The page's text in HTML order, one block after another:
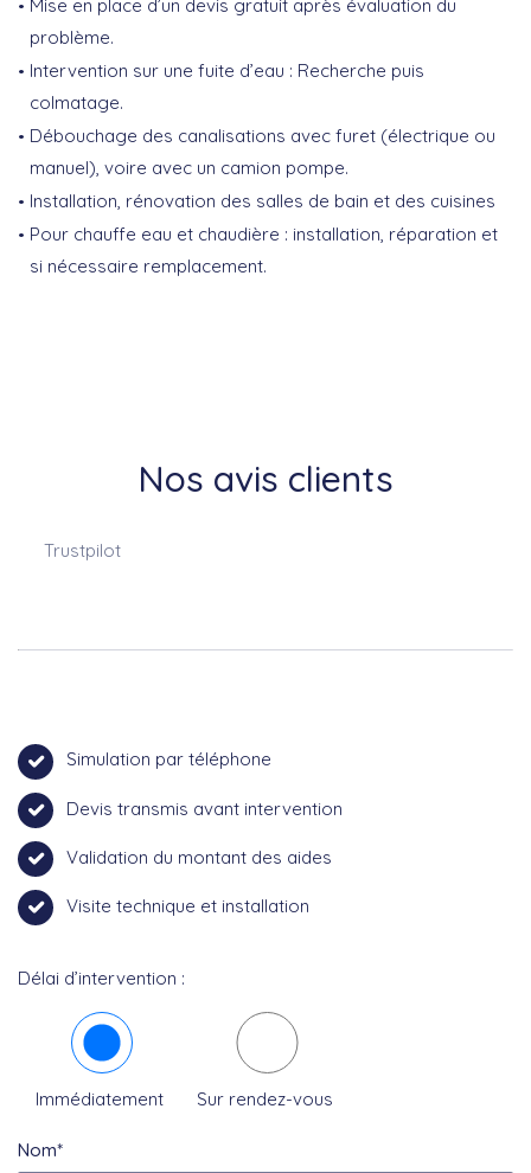
Mise en place d’un devis gratuit après évaluation du
problème.
Intervention sur une fuite d’eau : Recherche puis
colmatage.
Débouchage des canalisations avec furet (électrique ou
manuel), voire avec un camion pompe.
Installation, rénovation des salles de bain et des cuisines
Pour chauffe eau et chaudière : installation, réparation et
si nécessaire remplacement.
Nos avis clients
Trustpilot
Simulation par téléphone
Devis transmis avant intervention
Validation du montant des aides
Visite technique et installation
Délai d’intervention :
Immédiatement Sur rendez-vous
Nom*